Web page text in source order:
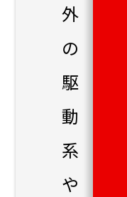
外
の
駆
動
系
や